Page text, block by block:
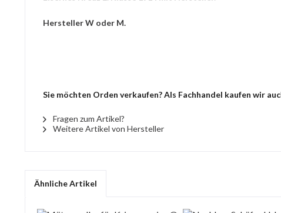
Hersteller W oder M.
Sie möchten Orden verkaufen? Als Fachhandel kaufen wir
Fragen zum Artikel?
Weitere Artikel von Hersteller
Ähnliche Artikel